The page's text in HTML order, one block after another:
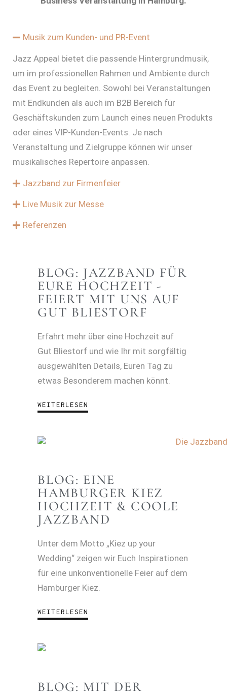
Musik zum Kunden- und PR-Event
Jazz Appeal bietet die passende Hintergrundmusik,
um im professionellen Rahmen und Ambiente durch
das Event zu begleiten. Sowohl bei Veranstaltungen
mit Endkunden als auch im B2B Bereich für
Geschäftskunden zum Launch eines neuen Produkts
oder eines VIP-Kunden-Events. Je nach
Veranstaltung und Zielgruppe können wir unser
musikalisches Repertoire anpassen.
Jazzband zur Firmenfeier
Live Musik zur Messe
Referenzen
BLOG: JAZZBAND FÜR
EURE HOCHZEIT -
FEIERT MIT UNS AUF
GUT BLIESTORF
Erfahrt mehr über eine Hochzeit auf
Gut Bliestorf und wie Ihr mit sorgfältig
ausgewählten Details, Euren Tag zu
etwas Besonderem machen könnt.
WEITERLESEN
BLOG: EINE
HAMBURGER KIEZ
HOCHZEIT & COOLE
JAZZBAND
Unter dem Motto „Kiez up your
Wedding“ zeigen wir Euch Inspirationen
für eine unkonventionelle Feier auf dem
Hamburger Kiez.
WEITERLESEN
BLOG: MIT DER